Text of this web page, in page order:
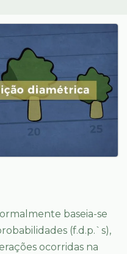
baseia-se
(f.d.p.`s),
ocorridas na